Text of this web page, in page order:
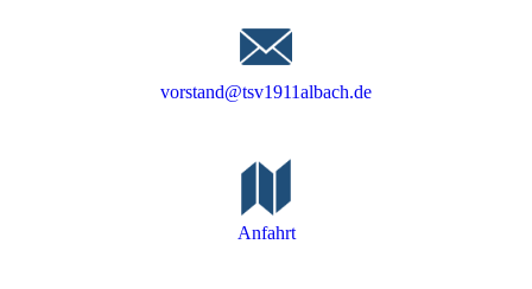
vorstand@tsv1911albach.de
Anfahrt